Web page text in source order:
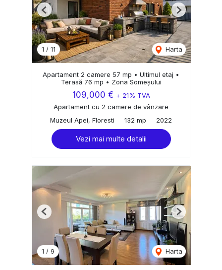
1 / 11 Harta
Previous Next
Apartament 2 camere 57 mp • Ultimul etaj •
Terasă 76 mp • Zona Someșului
109,000 € + 21% TVA
Apartament cu 2 camere de vânzare
Muzeul Apei, Floresti
132 mp 2022
Vezi mai multe detalii
1 / 9 Harta
Previous Next